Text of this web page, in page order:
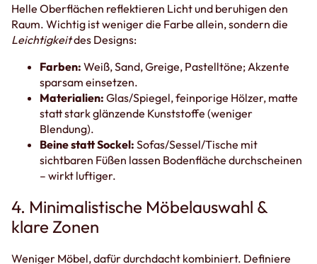
Helle Oberflächen reflektieren Licht und beruhigen den
Raum. Wichtig ist weniger die Farbe allein, sondern die
Leichtigkeitdes Designs:
Farben: Weiß, Sand, Greige, Pastelltöne; Akzente
sparsam einsetzen.
Materialien: Glas/Spiegel, feinporige Hölzer, matte
statt stark glänzende Kunststoffe (weniger
Blendung).
Beine statt Sockel: Sofas/Sessel/Tische mit
sichtbaren Füßen lassen Bodenfläche durchscheinen
– wirkt luftiger.
4. Minimalistische Möbelauswahl &
klare Zonen
Weniger Möbel, dafür durchdacht kombiniert. Definiere